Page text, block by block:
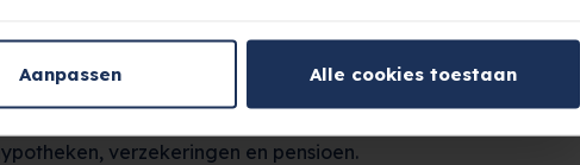
Aanpassen Alle cookies toestaan
en beperkte financiële ruimte kiezen veel
te benutten en andere financiële
te schuiven.Financieel Fithelpt consumenten met
verzekeringen en pensioen.